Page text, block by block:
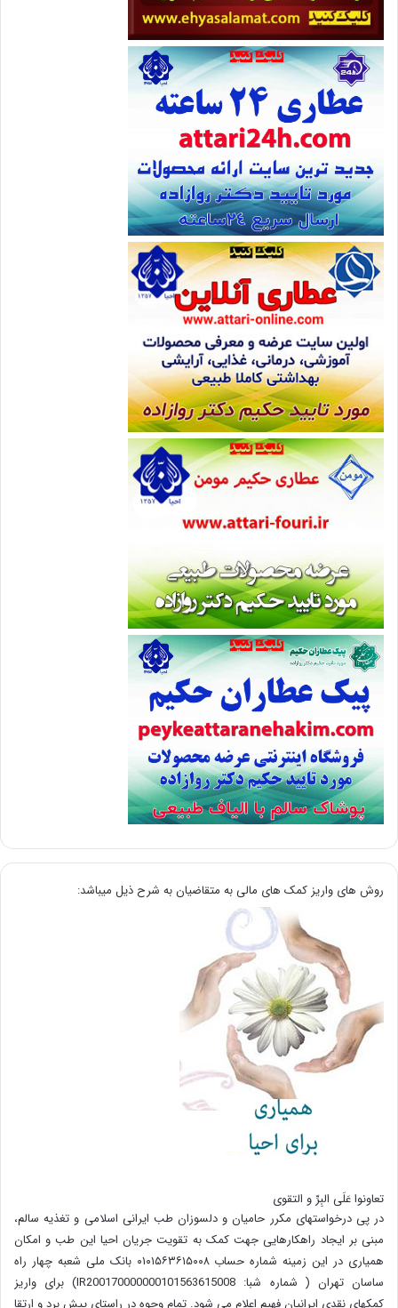
روش های واریز کمک های مالی به متقاضیان به شرح ذیل میباشد:
تعاونوا عَلَی البِرِّ و التقوی
در پی درخواستهای مکرر حامیان و دلسوزان طب ایرانی اسلامی و تغذیه سالم،
مبنی بر ایجاد راهکارهایی جهت کمک به تقویت جریان احیا این طب و امکان
همیاری در این زمینه شماره حساب ۰۱۰۱۵۶۳۶۱۵۰۰۸ بانک ملی شعبه چهار راه
ساسان تهران ( شماره شبا: IR200170000000101563615008) برای واریز